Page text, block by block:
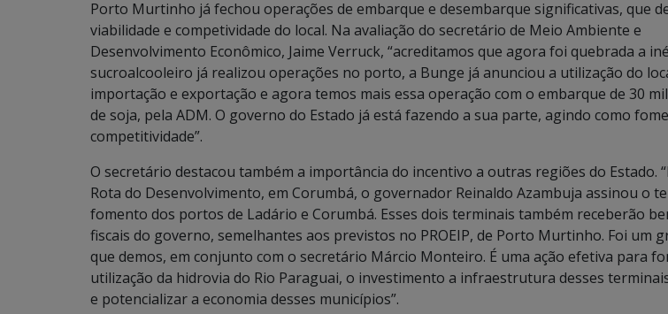
Porto Murtinho já fechou operações de embarque e desembarque significativas, que
viabilidade e competividade do local. Na avaliação do secretário de Meio Ambiente e
Desenvolvimento Econômico, Jaime Verruck, “acreditamos que agora foi quebrada a
sucroalcooleiro já realizou operações no porto, a Bunge já anunciou a utilização do
importação e exportação e agora temos mais essa operação com o embarque de 30
de soja, pela ADM. O governo do Estado já está fazendo a sua parte, agindo como
competitividade”.
O secretário destacou também a importância do incentivo a outras regiões do Estado.
Rota do Desenvolvimento, em Corumbá, o governador Reinaldo Azambuja assinou o
fomento dos portos de Ladário e Corumbá. Esses dois terminais também receberão
fiscais do governo, semelhantes aos previstos no PROEIP, de Porto Murtinho. Foi um
que demos, em conjunto com o secretário Márcio Monteiro. É uma ação efetiva para
utilização da hidrovia do Rio Paraguai, o investimento a infraestrutura desses
e potencializar a economia desses municípios”.